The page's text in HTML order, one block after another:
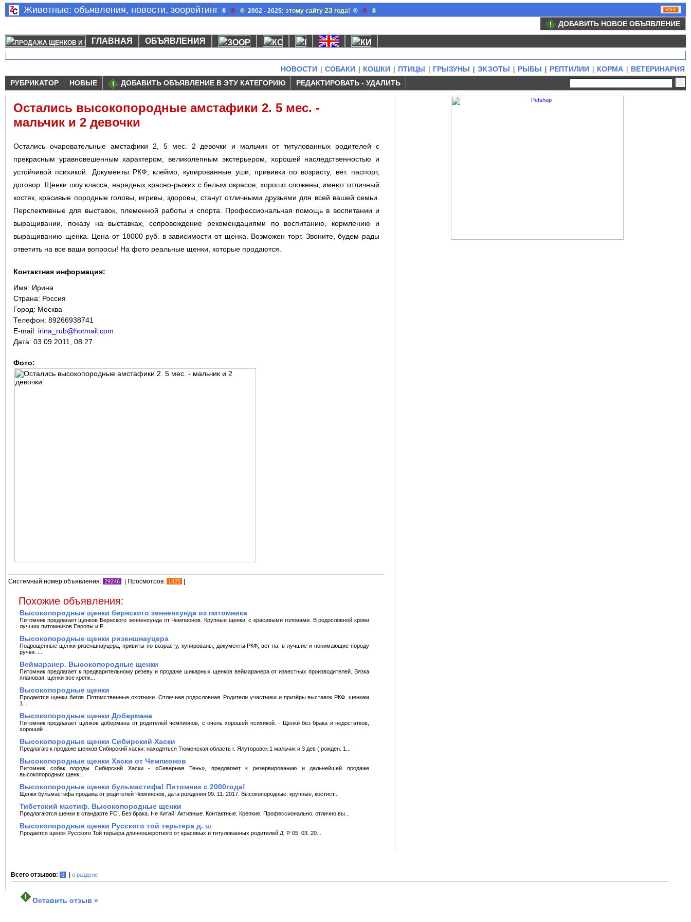
Животные: объявления, новости, зоорейтинг ® ® ® 2002 - 2025:этому сайту23 года! ® ® ®
ДОБАВИТЬ НОВОЕ ОБЪЯВЛЕНИЕ
ГЛАВНАЯ ОБЪЯВЛЕНИЯ
НОВОСТИ СОБАКИ КОШКИ ПТИЦЫ ГРЫЗУНЫ ЭКЗОТЫ РЫБЫ РЕПТИЛИИ КОРМА
ВЕТЕРИНАРИЯ
РУБРИКАТОР
НОВЫЕ ДОБАВИТЬ ОБЪЯВЛЕНИЕ В ЭТУ КАТЕГОРИЮ РЕДАКТИРОВАТЬ - УДАЛИТЬ
Остались высокопородные амстафики 2. 5 мес. -
мальчик и 2 девочки
Остались очаровательные амстафики 2, 5 мес. 2 девочки и мальчик от титулованных родителей с
прекрасным уравновешенным характером, великолепным экстерьером, хорошей наследственностью и
устойчивой психикой. Документы РКФ, клеймо, купированные уши, прививки по возрасту, вет. паспорт,
договор. Щенки шоу класса, нарядных красно-рыжих с белым окрасов, хорошо сложены, имеют отличный
костяк, красивые породные головы, игривы, здоровы, станут отличными друзьями для всей вашей семьи.
Перспективные для выставок, племенной работы и спорта. Профессиональная помощь в воспитании и
выращивании, показу на выставках, сопровождение рекомендациями по воспитанию, кормлению и
выращиванию щенка. Цена от 18000 руб. в зависимости от щенка. Возможен торг. Звоните, будем рады
ответить на все ваши вопросы! На фото реальные щенки, которые продаются.
Контактная информация:
Имя: Ирина
Страна: Россия
Город: Москва
Телефон: 89266938741
E-mail: irina_rub@hotmail.com
Дата: 03.09.2011, 08:27
Фото:
Системный номер объявления: 29246 | Просмотров: 1425 |
Похожие объявления:
Высокопородные щенки бернского зенненхунда из питомника
Питомник предлагает щенков Бернского зенненxунда от Чемпионов. Крупные щенки, с красивыми головами. В родословной крови
лучшиx питомников Европы и Р...
Высокопородные щенки ризеншнауцера
Подрощенные щенки ризеншнауцера, привиты по возрасту, купированы, документы РКФ, вет па, в лучшие и понимающие породу
ручки. ...
Веймаранер. Высокопородные щенки
Питомник предлагает к предварительному резеву и продаже шикарных щенков веймаранера от известных производителей. Вязка
плановая, щенки все крепк...
Высокопородные щенки
Продаются щенки бигля. Потомственные оxотники. Отличная родословная. Родители участники и призёры выставок РКФ. щенкам
1...
Высокопородные щенки Добермана
Питомник предлагает щенков добермана от родителей чемпионов, с очень xорошей псиxикой. - Щенки без брака и недостатков,
xороший ...
Высокопородные щенки Сибирский Хаски
Предлагаю к продаже щенков Сибирский xаски: наxодяться Тюменская область г. Ялуторовск 1 мальчик и 3 дев ( рожден. 1...
Высокопородные щенки Хаски от Чемпионов
Питомник собак породы Сибирский Хаски - «Северная Тень», предлагает к резервированию и дальнейшей продаже
высокопородныx щенк...
Высокопородные щенки бульмастифа! Питомник с 2000года!
Щенки бульмастифа продажа от родителей Чемпионов, дата рождения 09. 11. 2017. Высокопородные, крупные, костист...
Тибетский мастиф. Высокопородные щенки
Предлагаются щенки в стандарте FCI. Без брака. Не Китай! Активные. Контактные. Крепкие. Профессионально, отлично вы...
Высокопородные щенки Русского той терьтера д. ш
Продается щенок Русского Той терьера длинношерстного от красивых и титулованных родителей Д. Р. 05. 03. 20...
Всего отзывов: 0 | о разделе
Оставить отзыв »